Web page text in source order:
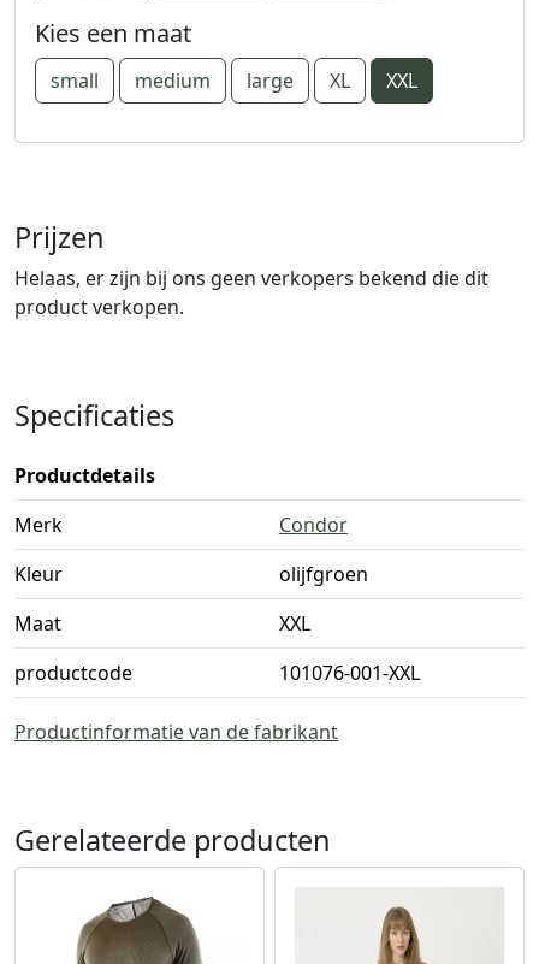
Kies een maat
small medium large XL XXL
Prijzen
Helaas, er zijn bij ons geen verkopers bekend die dit
product verkopen.
Specificaties
Productdetails
Merk
Condor
Kleur
olijfgroen
Maat
XXL
productcode
101076-001-XXL
Productinformatie van de fabrikant
Gerelateerde producten